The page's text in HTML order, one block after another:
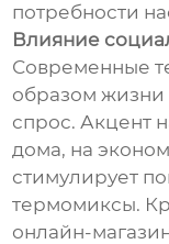
потребности
Влияние
Современные
образом жизни
спрос. Акцент
дома, на
стимулирует
термомиксы.
онлайн-